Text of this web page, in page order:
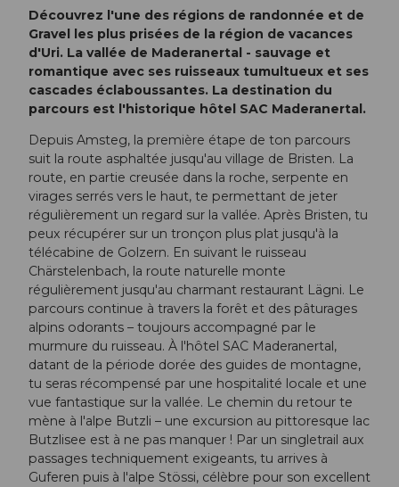
Découvrez l'une des régions de randonnée et de
Gravel les plus prisées de la région de vacances
d'Uri. La vallée de Maderanertal - sauvage et
romantique avec ses ruisseaux tumultueux et ses
cascades éclaboussantes. La destination du
parcours est l'historique hôtel SAC Maderanertal.
Depuis Amsteg, la première étape de ton parcours
suit la route asphaltée jusqu'au village de Bristen. La
route, en partie creusée dans la roche, serpente en
virages serrés vers le haut, te permettant de jeter
régulièrement un regard sur la vallée. Après Bristen, tu
peux récupérer sur un tronçon plus plat jusqu'à la
télécabine de Golzern. En suivant le ruisseau
Chärstelenbach, la route naturelle monte
régulièrement jusqu'au charmant restaurant Lägni. Le
parcours continue à travers la forêt et des pâturages
alpins odorants – toujours accompagné par le
murmure du ruisseau. À l'hôtel SAC Maderanertal,
datant de la période dorée des guides de montagne,
tu seras récompensé par une hospitalité locale et une
vue fantastique sur la vallée. Le chemin du retour te
mène à l'alpe Butzli – une excursion au pittoresque lac
Butzlisee est à ne pas manquer ! Par un singletrail aux
passages techniquement exigeants, tu arrives à
Guferen puis à l'alpe Stössi, célèbre pour son excellent